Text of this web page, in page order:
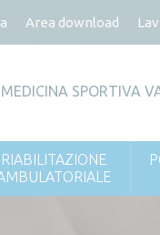
Area download
MEDICINA SPORTIVA
RIABILITAZIONE